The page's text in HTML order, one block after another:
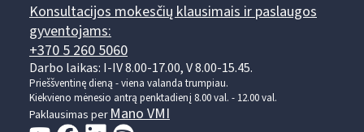
Konsultacijos mokesčių klausimais ir paslaugos
gyventojams:
+370 5 260 5060
Darbo laikas: I-IV 8.00-17.00, V 8.00-15.45.
Prieššventinę dieną - viena valanda trumpiau.
Kiekvieno mėnesio antrą penktadienį 8.00 val. - 12.00 val.
Paklausimas per Mano VMI